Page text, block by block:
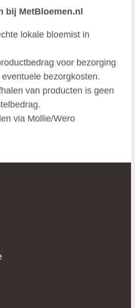
bij MetBloemen.nl
lokale bloemist in
voor bezorging
bezorgkosten.
van producten is geen
via Mollie/Wero